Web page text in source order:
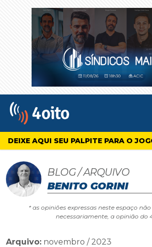
4oito
DEIXE AQUI SEU PALPITE PARA O
BLOG / ARQUIVO
BENITO GORINI
* as opiniões expressas neste espaço
necessariamente, a opinião do
Arquivo: novembro / 2023